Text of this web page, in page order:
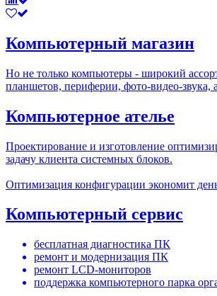
Компьютерный магазин
Но не только компьютеры - широкий
планшетов, периферии, фото-видео-звука,
Компьютерное ателье
Проектирование и изготовление
задачу клиента системных блоков.
Оптимизация конфигурации экономит
Компьютерный сервис
бесплатная диагностика ПК
ремонт и модернизация ПК
ремонт LCD-мониторов
поддержка компьютерного парка